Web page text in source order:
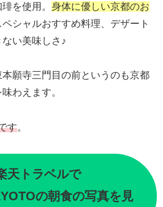
を使用。 身体に優しい京都のお
シャルおすすめ料理、デザート
い美味しさ♪
願寺三門目の前というのも京都
わえます。
す。
天トラベルで
の朝食の写真を見